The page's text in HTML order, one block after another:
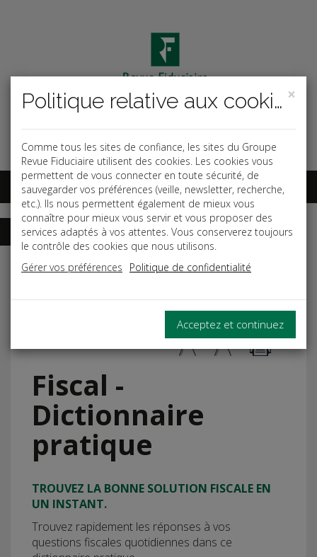
Code ouvrage OK
Espace abonnés
Accueil Dictionnaires Fiscal
Date de parution: Avril 2026
Fiscal -
Dictionnaire
pratique
TROUVEZ LA BONNE SOLUTION FISCALE EN
UN INSTANT.
Trouvez rapidement les réponses à vos
questions fiscales quotidiennes dans ce
×
Politique relative aux cookies
Comme tous les sites de confiance, les sites du Groupe
Revue Fiduciaire utilisent des cookies. Les cookies vous
permettent de vous connecter en toute sécurité, de
sauvegarder vos préférences (veille, newsletter, recherche,
etc.). Ils nous permettent également de mieux vous
connaître pour mieux vous servir et vous proposer des
services adaptés à vos attentes. Vous conserverez toujours
le contrôle des cookies que nous utilisons.
Gérer vos préférences
Politique de confidentialité
Acceptez et continuez